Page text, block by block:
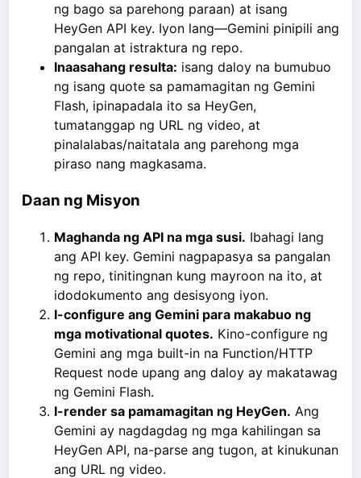
ng bago sa parehong paraan) at isang
HeyGen API key. Iyon lang—Gemini pinipili ang
pangalan at istraktura ng repo.
Inaasahang resulta: isang daloy na bumubuo
ng isang quote sa pamamagitan ng Gemini
Flash, ipinapadala ito sa HeyGen,
tumatanggap ng URL ng video, at
pinalalabas/naitatala ang parehong mga
piraso nang magkasama.
Daan ng Misyon
Maghanda ng API na mga susi. Ibahagi lang
ang API key. Gemini nagpapasya sa pangalan
ng repo, tinitingnan kung mayroon na ito, at
idodokumento ang desisyong iyon.
I-configure ang Gemini para makabuo ng
mga motivational quotes. Kino-configure ng
Gemini ang mga built-in na Function/HTTP
Request node upang ang daloy ay makatawag
ng Gemini Flash.
I-render sa pamamagitan ng HeyGen. Ang
Gemini ay nagdagdag ng mga kahilingan sa
HeyGen API, na-parse ang tugon, at kinukunan
ang URL ng video.